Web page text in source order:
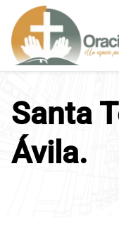
a
Santa
Ávila.